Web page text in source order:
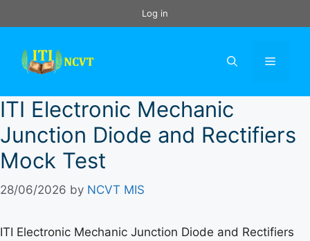
to
Log in
Menu
ITI Electronic Mechanic
Junction Diode and Rectifiers
Mock Test
28/06/2026 by NCVT MIS
ITI Electronic Mechanic Junction Diode and Rectifiers